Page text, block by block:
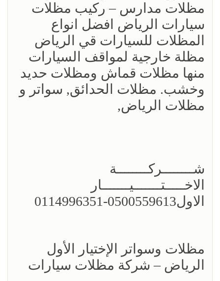
مظلات مدارس – ركيب مظلات
سيارات الرياض افضل انواع
المظلات للسيارات قي الرياض
مظلة خارجية لمواقف السيارات
منها مظلات قماش ومظلات حديد
وخشب. مظلات الحدائق, سواتر و
مظلات الرياض,
شــــــــركــــــــة
الاخـــــتـــــــيـــــــار
الاول0500559613-0114996351
مظلات وسواتر الإختيار الأول
الرياض – شركة مظلات سيارات